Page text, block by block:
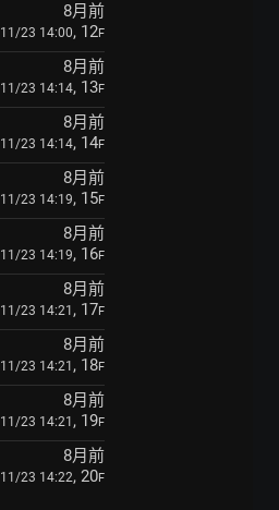
8月前
11/23 14:00, 12F
8月前
11/23 14:14, 13F
8月前
11/23 14:14, 14F
8月前
11/23 14:19, 15F
8月前
11/23 14:19, 16F
8月前
11/23 14:21 , 17F
8月前
11/23 14:21 , 18F
8月前
11/23 14:21 , 19F
8月前
11/23 14:22, 20F